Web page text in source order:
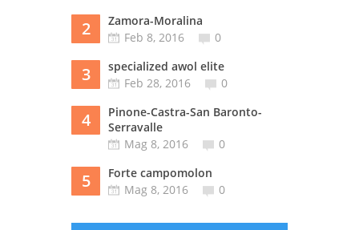
2
Zamora-Moralina
Feb 8, 2016
0
3
specialized awol elite
Feb 28, 2016
0
4
Pinone-Castra-San Baronto-
Serravalle
Mag 8, 2016
0
5
Forte campomolon
Mag 8, 2016
0